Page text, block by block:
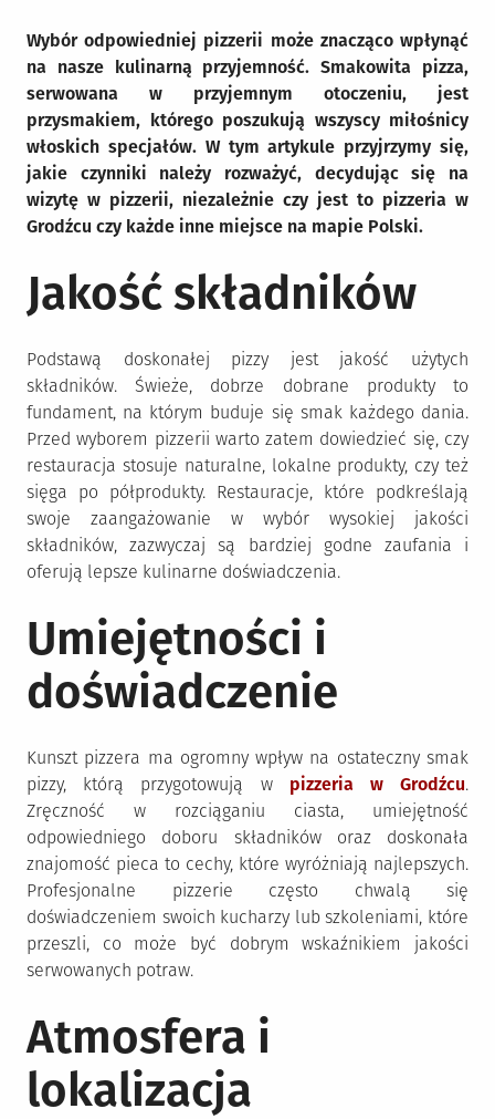
Wybór odpowiedniej pizzerii może znacząco wpłynąć
na nasze kulinarną przyjemność. Smakowita pizza,
serwowana w przyjemnym otoczeniu, jest
przysmakiem, którego poszukują wszyscy miłośnicy
włoskich specjałów. W tym artykule przyjrzymy się,
jakie czynniki należy rozważyć, decydując się na
wizytę w pizzerii, niezależnie czy jest to pizzeria w
Grodźcu czy każde inne miejsce na mapie Polski.
Jakość składników
Podstawą doskonałej pizzy jest jakość użytych
składników. Świeże, dobrze dobrane produkty to
fundament, na którym buduje się smak każdego dania.
Przed wyborem pizzerii warto zatem dowiedzieć się, czy
restauracja stosuje naturalne, lokalne produkty, czy też
sięga po półprodukty. Restauracje, które podkreślają
swoje zaangażowanie w wybór wysokiej jakości
składników, zazwyczaj są bardziej godne zaufania i
oferują lepsze kulinarne doświadczenia.
Umiejętności i
doświadczenie
Kunszt pizzera ma ogromny wpływ na ostateczny smak
pizzy, którą przygotowują w pizzeria w Grodźcu.
Zręczność w rozciąganiu ciasta, umiejętność
odpowiedniego doboru składników oraz doskonała
znajomość pieca to cechy, które wyróżniają najlepszych.
Profesjonalne pizzerie często chwalą się
doświadczeniem swoich kucharzy lub szkoleniami, które
przeszli, co może być dobrym wskaźnikiem jakości
serwowanych potraw.
Atmosfera i
lokalizacja